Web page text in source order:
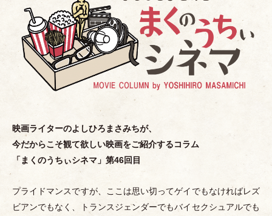
映画ライターのよしひろまさみちが、
今だからこそ観て欲しい映画をご紹介するコラム
「まくのうちぃシネマ 」 第46回目
プライドマンスですが、ここは思い切ってゲイでもなければレズ
ビアンでもなく、トランスジェンダーでもバイセクシュアルでも